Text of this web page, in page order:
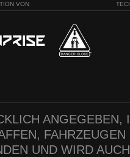
VON
UND WIRD